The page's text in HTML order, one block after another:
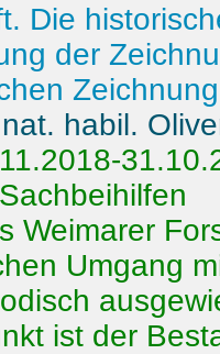
Die
der
habil.
Weimarer
Umgang
ist der